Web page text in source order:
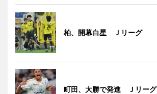
柏、開幕白星 Ｊリーグ
町田、大勝で発進 Ｊリーグ